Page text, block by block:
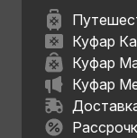
Куфар
Куфар
Куфар